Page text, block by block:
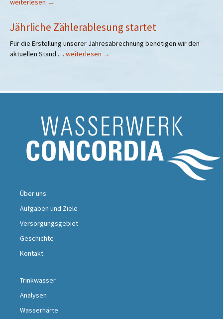
dem
weiterlesen →
Jährliche Zählerablesung startet
Für die Erstellung unserer Jahresabrechnung benötigen wir den
aktuellen Stand … Jährliche
weiterlesen →
Über uns
Aufgaben und Ziele
Versorgungsgebiet
Geschichte
Kontakt
Trinkwasser
Analysen
Wasserhärte